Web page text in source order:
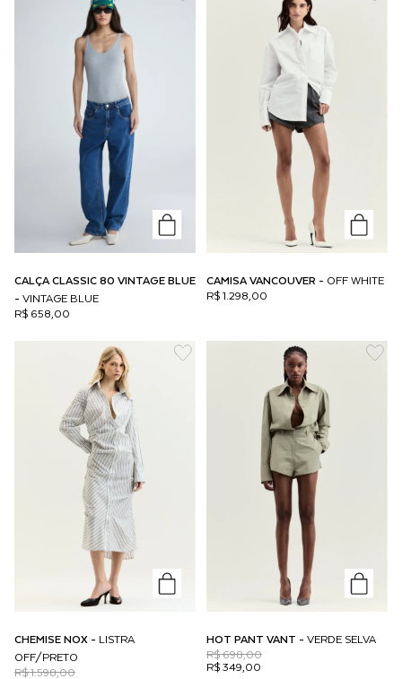
CALÇA CLASSIC 80 VINTAGE BLUE
- VINTAGE BLUE
R$ 658,00
CAMISA VANCOUVER - OFF WHITE
R$ 1.298,00
CHEMISE NOX - LISTRA
OFF/PRETO
R$ 1.598,00
HOT PANT VANT - VERDE SELVA
R$ 349,00
R$ 698,00